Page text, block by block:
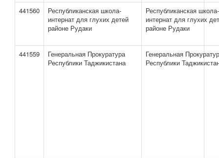
441560
Республиканская школа-
интернат для глухих детей
районе Рудаки
Республиканская школа-
интернат для глухих
районе Рудаки
441559
Генеральная Прокуратура
Республики Таджикистана
Генеральная
Республики